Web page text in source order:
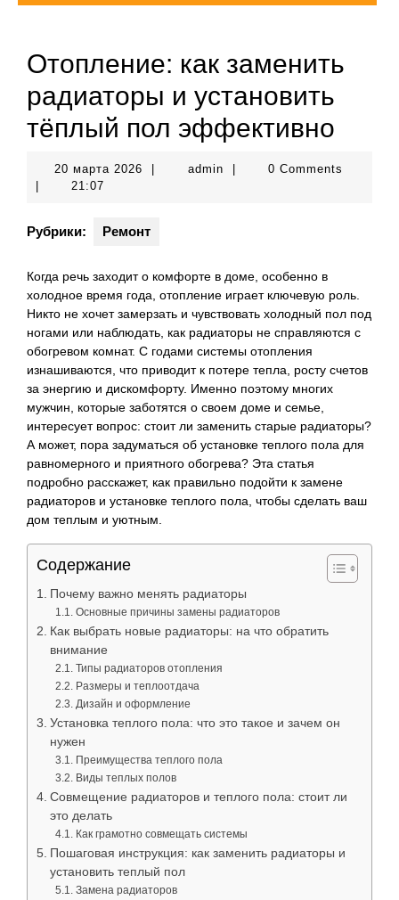
Отопление: как заменить
радиаторы и установить
тёплый пол эффективно
20 марта 2026 20
adminadmin
0 Comments
21:07
Рубрики: Ремонт
Когда речь заходит о комфорте в доме, особенно в
холодное время года, отопление играет ключевую роль.
Никто не хочет замерзать и чувствовать холодный пол под
ногами или наблюдать, как радиаторы не справляются с
обогревом комнат. С годами системы отопления
изнашиваются, что приводит к потере тепла, росту счетов
за энергию и дискомфорту. Именно поэтому многих
мужчин, которые заботятся о своем доме и семье,
интересует вопрос: стоит ли заменить старые радиаторы?
А может, пора задуматься об установке теплого пола для
равномерного и приятного обогрева? Эта статья
подробно расскажет, как правильно подойти к замене
радиаторов и установке теплого пола, чтобы сделать ваш
дом теплым и уютным.
Содержание
Почему важно менять радиаторы
Основные причины замены радиаторов
Как выбрать новые радиаторы: на что обратить
внимание
Типы радиаторов отопления
Размеры и теплоотдача
Дизайн и оформление
Установка теплого пола: что это такое и зачем он
нужен
Преимущества теплого пола
Виды теплых полов
Совмещение радиаторов и теплого пола: стоит ли
это делать
Как грамотно совмещать системы
Пошаговая инструкция: как заменить радиаторы и
установить теплый пол
Замена радиаторов